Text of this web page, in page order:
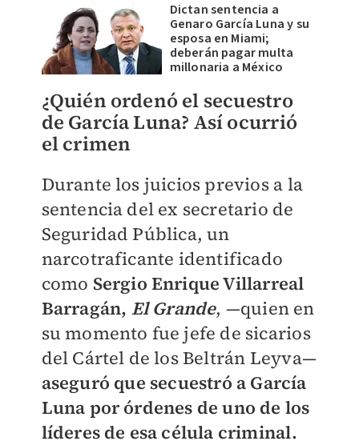
Dictan sentencia a
Genaro García Luna y su
esposa en Miami;
deberán pagar multa
millonaria a México
¿Quién ordenó el secuestro
de García Luna? Así ocurrió
el crimen
Durante los juicios previos a la
sentencia del ex secretario de
Seguridad Pública, un
narcotraficante identificado
como Sergio Enrique Villarreal
Barragán, El Grande, —quien en
su momento fue jefe de sicarios
del Cártel de los Beltrán Leyva—
aseguró que secuestró a García
Luna por órdenes de uno de los
líderes de esa célula criminal.